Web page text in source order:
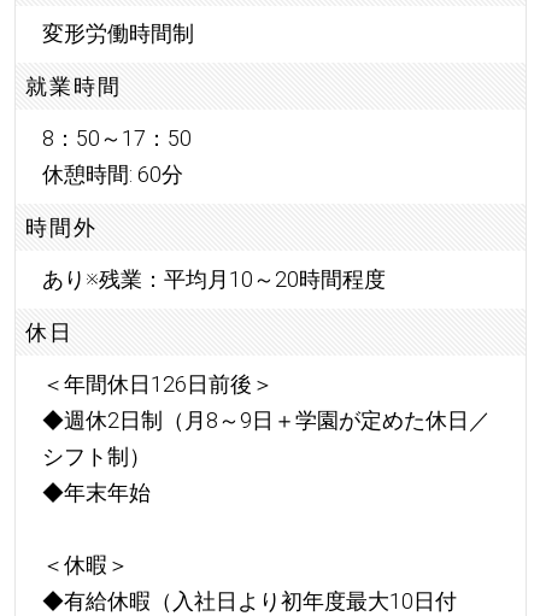
変形労働時間制
就業時間
8：50～17：50
休憩時間: 60分
時間外
あり※残業：平均月10～20時間程度
休日
＜年間休日126日前後＞
◆週休2日制（月8～9日＋学園が定めた休日／
シフト制）
◆年末年始
＜休暇＞
◆有給休暇（入社日より初年度最大10日付